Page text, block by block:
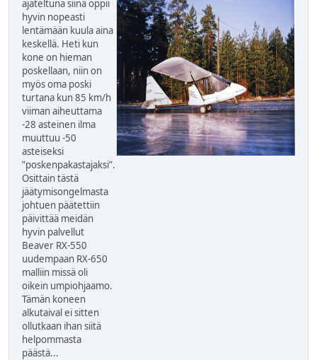
ajateltuna siinä oppii
hyvin nopeasti
lentämään kuula aina
keskellä. Heti kun
kone on hieman
poskellaan, niin on
myös oma poski
turtana kun 85 km/h
viiman aiheuttama
-28 asteinen ilma
muuttuu -50
asteiseksi
”poskenpakastajaksi”.
Osittain tästä
jäätymisongelmasta
johtuen päätettiin
päivittää meidän
hyvin palvellut
Beaver RX-550
uudempaan RX-650
malliin missä oli
oikein umpiohjaamo.
Tämän koneen
alkutaival ei sitten
ollutkaan ihan siitä
helpommasta
päästä...